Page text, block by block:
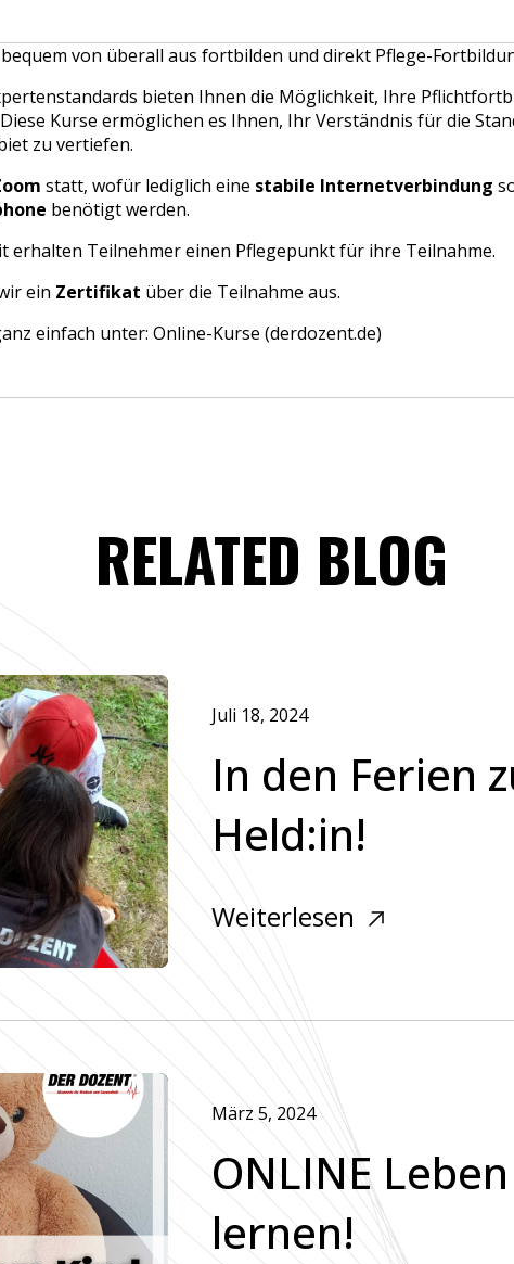
von überall aus fortbilden und direkt Pflege-
bieten Ihnen die Möglichkeit, Ihre
Kurse ermöglichen es Ihnen, Ihr Verständnis für die
zu vertiefen.
statt, wofür lediglich eine stabile Internetverbindung
benötigt werden.
erhalten Teilnehmer einen Pflegepunkt für ihre Teilnahme.
ein Zertifikat über die Teilnahme aus.
einfach unter: Online-Kurse (derdozent.de)
RELATED BLOG
Juli 18, 2024
In den Ferien
Held:in!
Weiterlesen
März 5, 2024
ONLINE
lernen!